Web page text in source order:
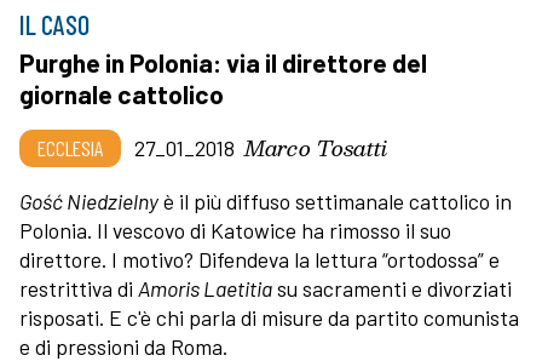
IL CASO
Purghe in Polonia: via il direttore del
giornale cattolico
ECCLESIA 27_01_2018 Marco Tosatti
Gość Niedzielnyè il più diffuso settimanale cattolico in
Polonia. Il vescovo di Katowice ha rimosso il suo
direttore. I motivo? Difendeva la lettura “ortodossa” e
restrittiva di Amoris Laetitiasu sacramenti e divorziati
risposati. E c'è chi parla di misure da partito comunista
e di pressioni da Roma.